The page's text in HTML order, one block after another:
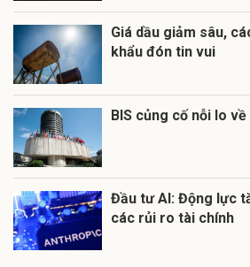
Giá dầu giảm sâu,
khẩu đón tin vui
BIS củng cố nỗi lo
Đầu tư AI: Động lực
các rủi ro tài chính